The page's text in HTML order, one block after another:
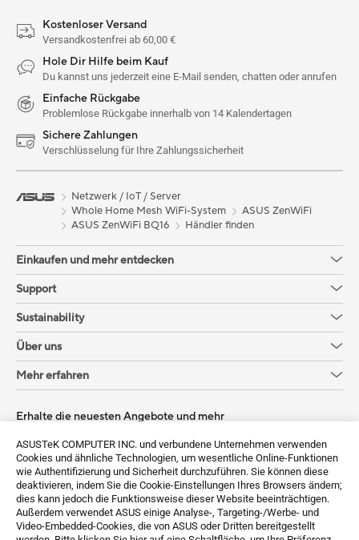
ASUSTeK COMPUTER INC. und verbundene Unternehmen verwenden
Cookies und ähnliche Technologien, um wesentliche Online-Funktionen
wie Authentifizierung und Sicherheit durchzuführen. Sie können diese
deaktivieren, indem Sie die Cookie-Einstellungen Ihres Browsers ändern;
dies kann jedoch die Funktionsweise dieser Website beeinträchtigen.
Außerdem verwendet ASUS einige Analyse-, Targeting-/Werbe- und
Video-Embedded-Cookies, die von ASUS oder Dritten bereitgestellt
Kostenloser Versand
Versandkostenfrei ab 60,00 €
Hole Dir Hilfe beim Kauf
Du kannst uns jederzeit eine E-Mail senden, chatten oder anrufen
Einfache Rückgabe
Problemlose Rückgabe innerhalb von 14 Kalendertagen
Sichere Zahlungen
Verschlüsselung für Ihre Zahlungssicherheit
Netzwerk / IoT / Server
Whole Home Mesh WiFi-System
ASUS ZenWiFi
ASUS ZenWiFi BQ16
Händler finden
Einkaufen und mehr entdecken
Support
Sustainability
Über uns
Mehr erfahren
Erhalte die neuesten Angebote und mehr
Anmelden